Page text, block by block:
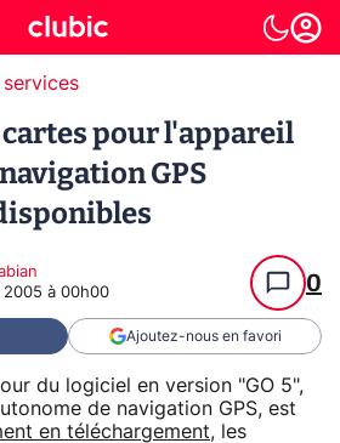
services
pour l'appareil
GPS
2005 à 00h00 0
Ajoutez-nous en favori
du logiciel en version "GO 5",
de navigation GPS, est
en téléchargement, les